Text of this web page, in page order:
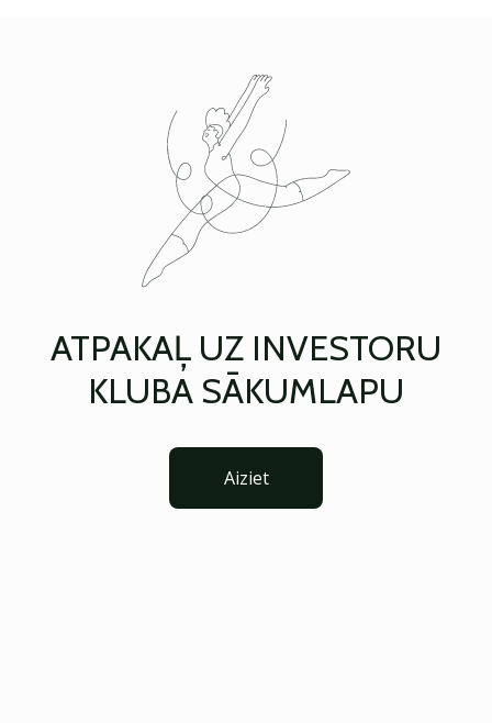
ATPAKAĻ UZ INVESTORU
KLUBA SĀKUMLAPU
Aiziet